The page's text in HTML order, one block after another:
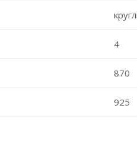
4
870
925